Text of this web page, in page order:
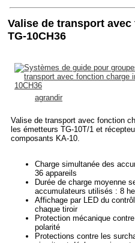
Valise de transport
TG-10CH36
agrandir
Valise de transport avec fonction
les émetteurs TG-10T/1 et
composants KA-10.
Charge simultanée des
36 appareils
Durée de charge moyenne
accumulateurs utilisés : 8
Affichage par LED du
chaque tiroir
Protection mécanique
polarité
Protections contre les